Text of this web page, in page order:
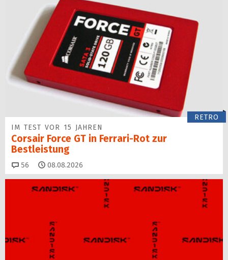
RETRO
IM TEST VOR 15 JAHREN
Corsair Force GT in Ferrari-Rot zur
Bestleistung
56 Kommentare
08.08.2026